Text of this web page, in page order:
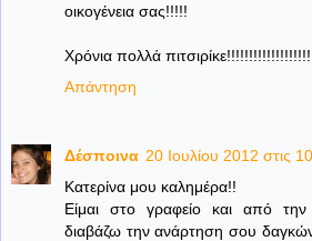
οικογένεια σας!!!!!
Χρόνια πολλά
Απάντηση
Δέσποινα 20 Ιουλίου 2012 στις
Κατερίνα μου καλημέρα!!
Είμαι στο γραφείο και από
διαβάζω την ανάρτηση σου